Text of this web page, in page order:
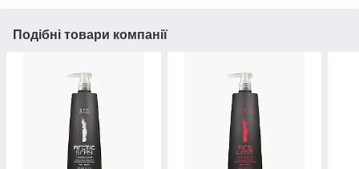
Подібні товари компанії